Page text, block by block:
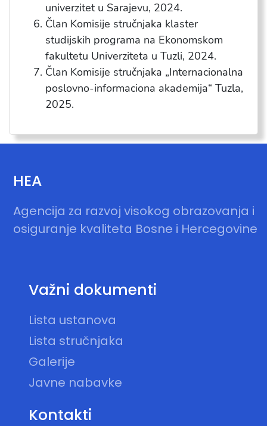
univerzitet u Sarajevu, 2024.
Član Komisije stručnjaka klaster
studijskih programa na Ekonomskom
fakultetu Univerziteta u Tuzli, 2024.
Član Komisije stručnjaka „Internacionalna
poslovno-informaciona akademija“ Tuzla,
2025.
HEA
Agencija za razvoj visokog obrazovanja i
osiguranje kvaliteta Bosne i Hercegovine
Važni dokumenti
Lista ustanova
Lista stručnjaka
Galerije
Javne nabavke
Kontakti